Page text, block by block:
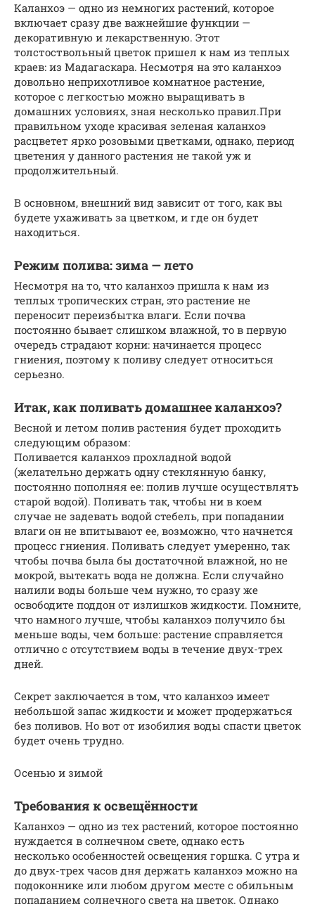
Каланхоэ — одно из немногих растений, которое
включает сразу две важнейшие функции —
декоративную и лекарственную. Этот
толстоствольный цветок пришел к нам из теплых
краев: из Мадагаскара. Несмотря на это каланхоэ
довольно неприхотливое комнатное растение,
которое с легкостью можно выращивать в
домашних условиях, зная несколько правил.При
правильном уходе красивая зеленая каланхоэ
расцветет ярко розовыми цветками, однако, период
цветения у данного растения не такой уж и
продолжительный.
В основном, внешний вид зависит от того, как вы
будете ухаживать за цветком, и где он будет
находиться.
Режим полива: зима — лето
Несмотря на то, что каланхоэ пришла к нам из
теплых тропических стран, это растение не
переносит переизбытка влаги. Если почва
постоянно бывает слишком влажной, то в первую
очередь страдают корни: начинается процесс
гниения, поэтому к поливу следует относиться
серьезно.
Итак, как поливать домашнее каланхоэ?
Весной и летом полив растения будет проходить
следующим образом:
Поливается каланхоэ прохладной водой
(желательно держать одну стеклянную банку,
постоянно пополняя ее: полив лучше осуществлять
старой водой). Поливать так, чтобы ни в коем
случае не задевать водой стебель, при попадании
влаги он не впитывают ее, возможно, что начнется
процесс гниения. Поливать следует умеренно, так
чтобы почва была бы достаточной влажной, но не
мокрой, вытекать вода не должна. Если случайно
налили воды больше чем нужно, то сразу же
освободите поддон от излишков жидкости. Помните,
что намного лучше, чтобы каланхоэ получило бы
меньше воды, чем больше: растение справляется
отлично с отсутствием воды в течение двух-трех
дней.
Секрет заключается в том, что каланхоэ имеет
небольшой запас жидкости и может продержаться
без поливов. Но вот от изобилия воды спасти цветок
будет очень трудно.
Осенью и зимой
Требования к освещённости
Каланхоэ — одно из тех растений, которое постоянно
нуждается в солнечном свете, однако есть
несколько особенностей освещения горшка. С утра и
до двух-трех часов дня держать каланхоэ можно на
подоконнике или любом другом месте с обильным
попаданием солнечного света на цветок. Однако